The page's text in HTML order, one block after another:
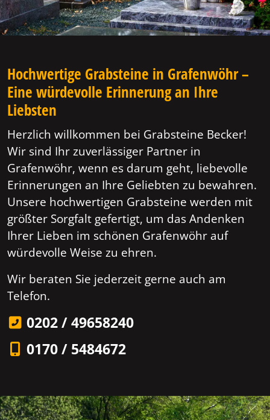
Hochwertige Grabsteine in Grafenwöhr –
Eine würdevolle Erinnerung an Ihre
Liebsten
Herzlich willkommen bei Grabsteine Becker!
Wir sind Ihr zuverlässiger Partner in
Grafenwöhr, wenn es darum geht, liebevolle
Erinnerungen an Ihre Geliebten zu bewahren.
Unsere hochwertigen Grabsteine werden mit
größter Sorgfalt gefertigt, um das Andenken
Ihrer Lieben im schönen Grafenwöhr auf
würdevolle Weise zu ehren.
Wir beraten Sie jederzeit gerne auch am
Telefon.
0202 / 49658240
0170 / 5484672